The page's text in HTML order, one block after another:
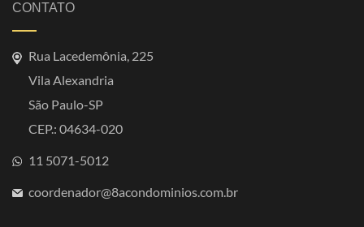
CONTATO
Rua Lacedemônia, 225
Vila Alexandria
São Paulo-SP
CEP.: 04634-020
11 5071-5012
coordenador@8acondominios.com.br